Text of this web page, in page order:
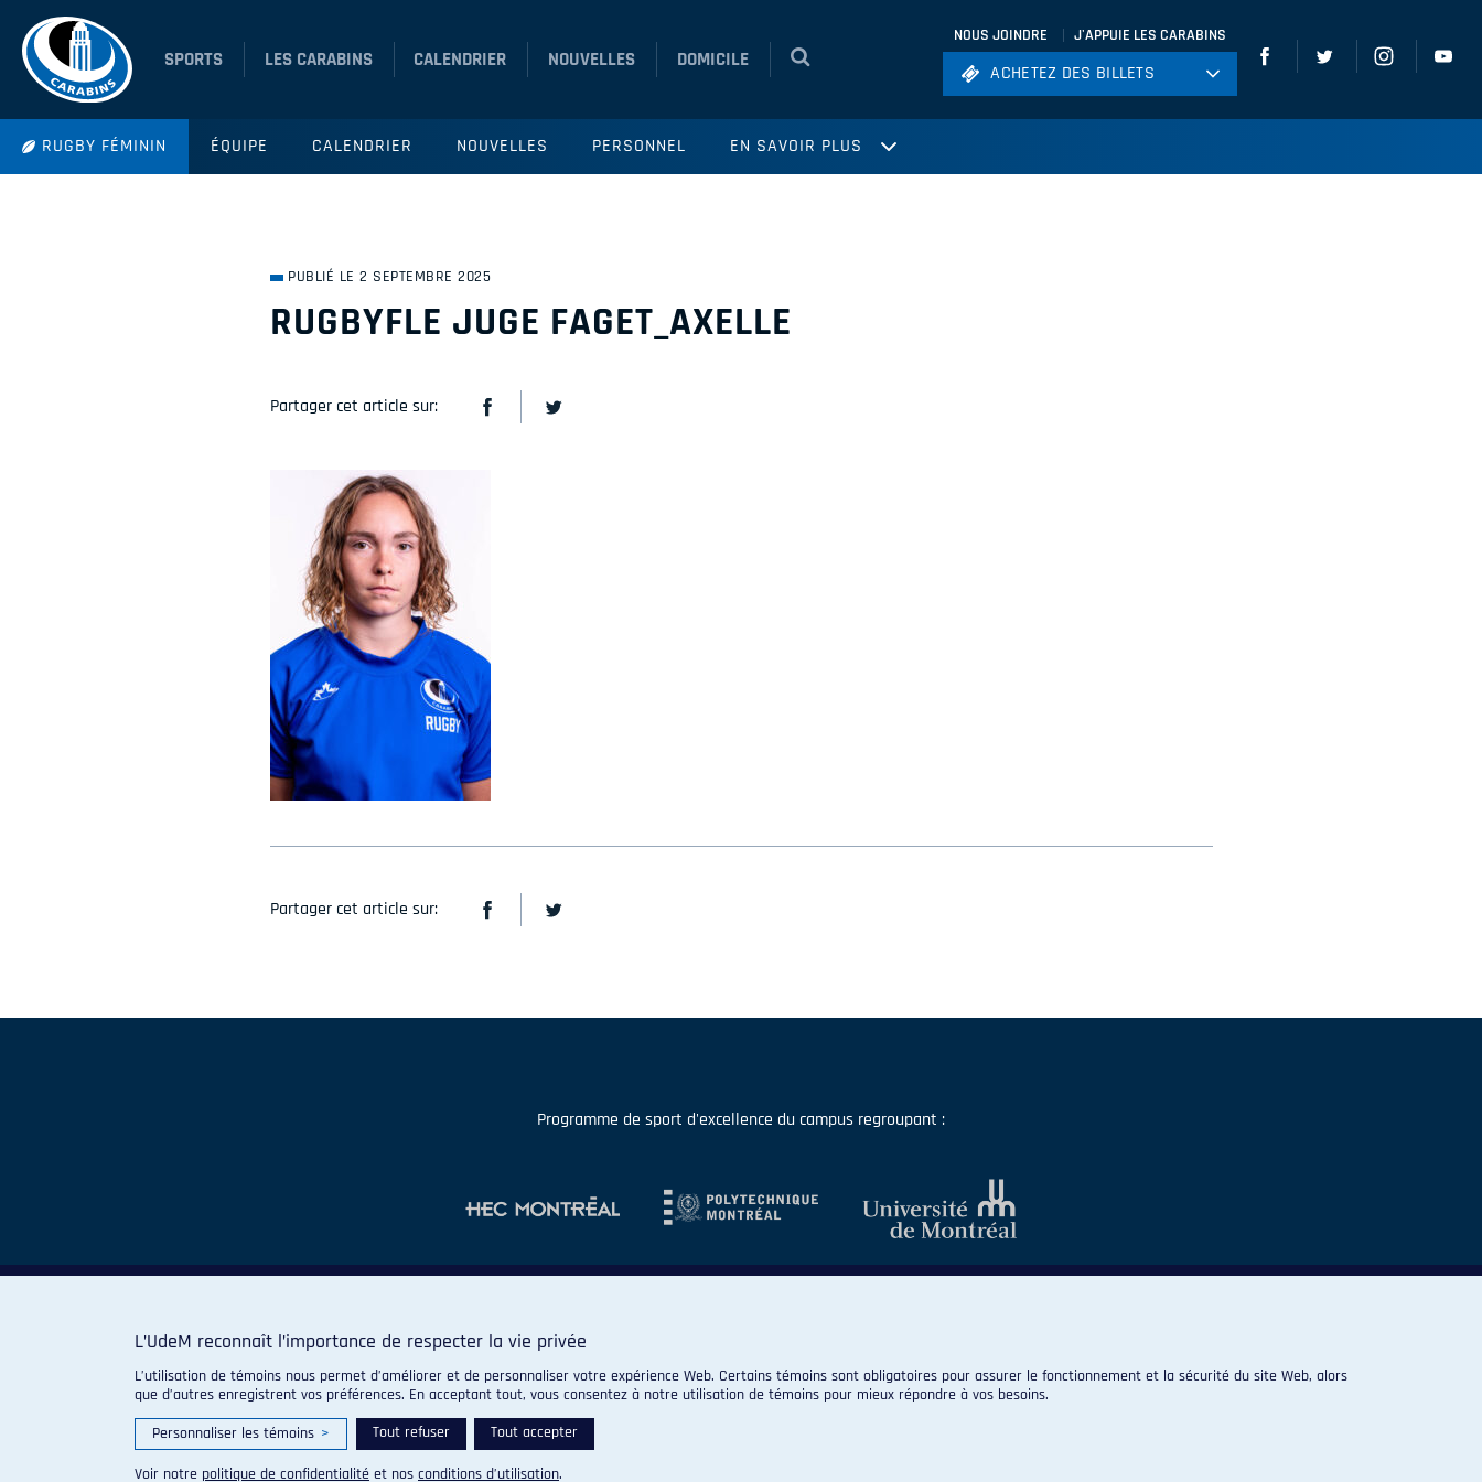
SPORTS LES CARABINS CALENDRIER NOUVELLES DOMICILE
NOUS JOINDRE J'APPUIE LES CARABINS
ACHETEZ DES BILLETS
ACHETEZ DES BILLETS
RUGBY FÉMININ ÉQUIPE CALENDRIER NOUVELLES PERSONNEL EN SAVOIR PLUS
PUBLIÉ LE 2 SEPTEMBRE 2025
RUGBYFLE JUGE FAGET_AXELLE
Partager cet article sur:
Partager cet article sur:
Programme de sport d'excellence du campus regroupant :
© 2026 Carabins de l'Université de Montréal. Tous droits réservés.
L’UdeM reconnaît l’importance de respecter la vie privée
L’utilisation de témoins nous permet d’améliorer et de personnaliser votre expérience Web. Certains témoins sont obligatoires pour assurer le fonctionnement et la sécurité du site Web, alors
que d’autres enregistrent vos préférences. En acceptant tout, vous consentez à notre utilisation de témoins pour mieux répondre à vos besoins.
Personnaliser les témoins > Tout refuser Tout accepter
Voir notre politique de confidentialité et nos conditions d’utilisation.